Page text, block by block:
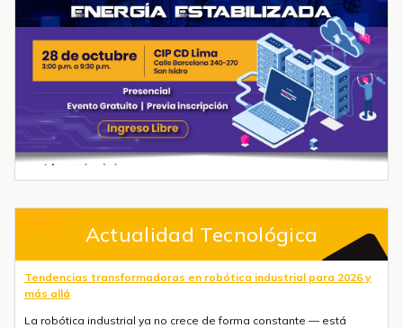
Actualidad Tecnológica
La digitalización energética europea: regulación, redes
inteligentes y el hardware que habilita el cumplimiento
El sector energético europeo está siendo rediseñado desde cero.